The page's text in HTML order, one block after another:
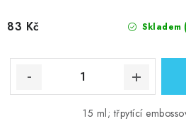
Skladem
83 Kč
15 ml; třpytící